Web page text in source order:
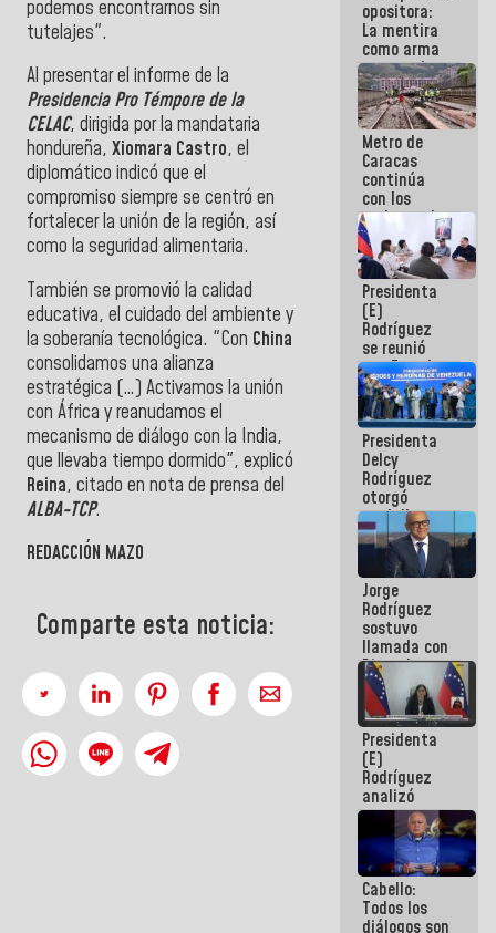
podemos encontrarnos sin
tutelajes".
Al presentar el informe de la
Presidencia Pro Témpore de la
CELAC, dirigida por la mandataria
hondureña, Xiomara Castro, el
diplomático indicó que el
compromiso siempre se centró en
fortalecer la unión de la región, así
como la seguridad alimentaria.
También se promovió la calidad
educativa, el cuidado del ambiente y
la soberanía tecnológica. "Con China
consolidamos una alianza
estratégica (…) Activamos la unión
con África y reanudamos el
mecanismo de diálogo con la India,
que llevaba tiempo dormido", explicó
Reina, citado en nota de prensa del
ALBA-TCP.
REDACCIÓN MAZO
Comparte esta noticia:
opositora:
La mentira
como arma
contra el
Pueblo
Metro de
Caracas
continúa
con los
trabajos de
mantenimiento
e inspección
en la Línea 2
Presidenta
(E)
Rodríguez
se reunió
con Estado
Mayor
Eléctrico
para
abordar
planes de
acción
Presidenta
Delcy
Rodríguez
otorgó
medalla
"Héroe de
Venezuela"
a servidores
públicos
Jorge
Rodríguez
sostuvo
llamada con
Dinorah
Figuera y
acuerdan
primer
encuentro
presencial
para el
diálogo
Presidenta
(E)
Rodríguez
analizó
junto a
gobernadores
planes de
recuperación
del Sistema
Eléctrico
Cabello:
Todos los
diálogos son